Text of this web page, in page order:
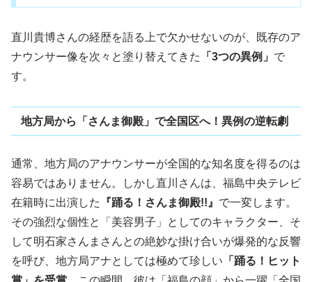
直川貴博さんの経歴を語る上で欠かせないのが、既存のア
ナウンサー像を次々と塗り替えてきた
「3つの異例」 で
す。
地方局から「さんま御殿」で全国区へ！異例の逆転劇
通常、地方局のアナウンサーが全国的な知名度を得るのは
容易ではありません。しかし直川さんは、福島中央テレビ
在籍時に出演した
『踊る！さんま御殿!!』 で一変します。
その強烈な個性と「美容男子」としてのキャラクター、そ
して明石家さんまさんとの絶妙な掛け合いが爆発的な反響
を呼び、地方局アナとしては極めて珍しい 「踊る！ヒット